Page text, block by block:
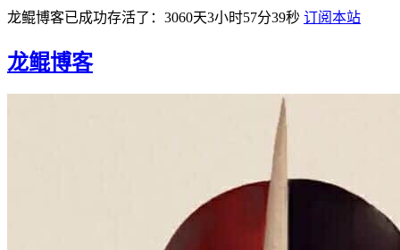
龙鲲博客已成功存活了：3060天3小时57分40秒 订阅本站
龙鲲博客